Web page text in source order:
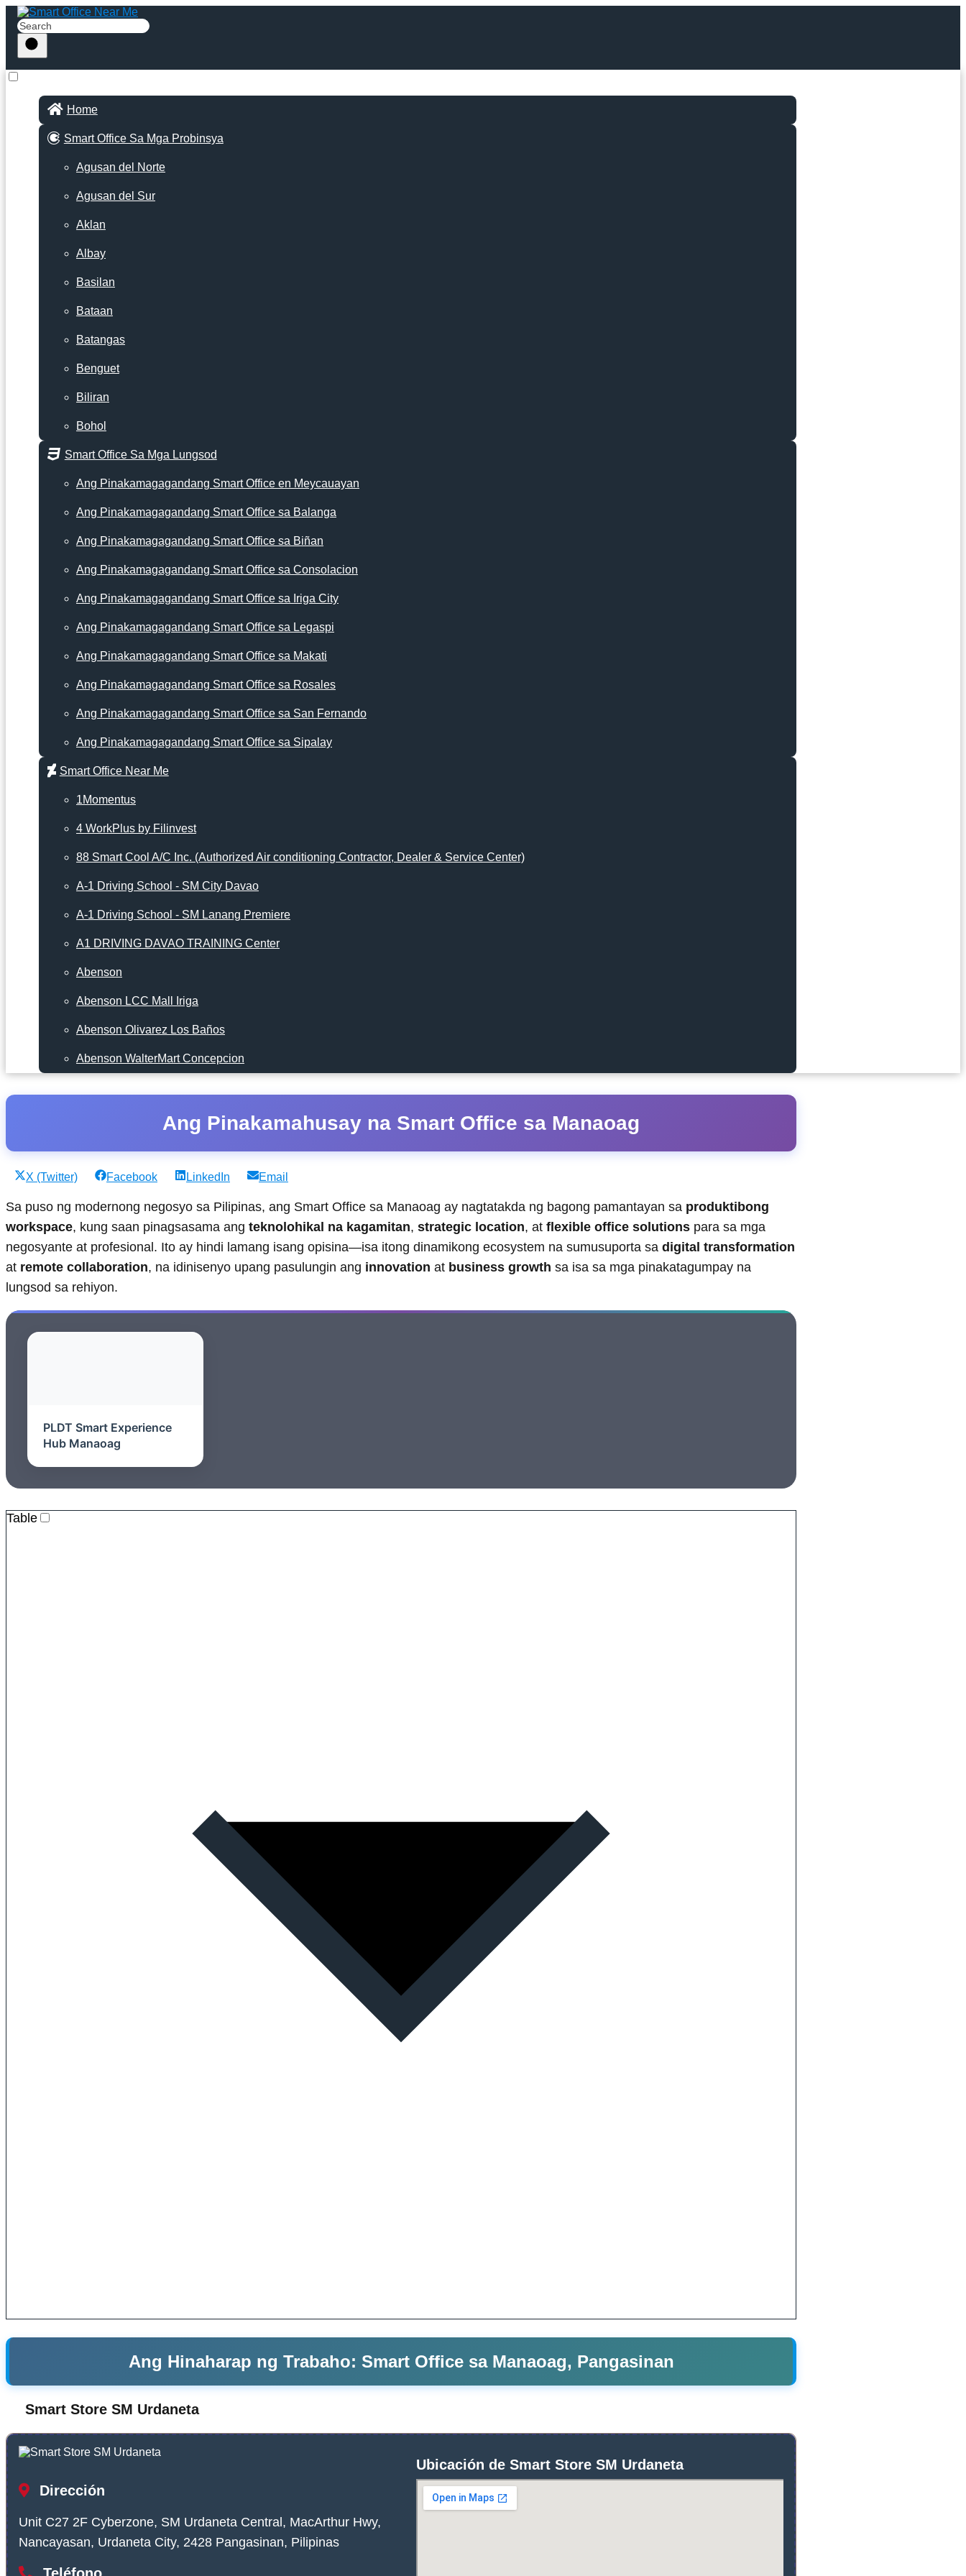
Home
Smart Office Sa Mga Probinsya
Agusan del Norte
Agusan del Sur
Aklan
Albay
Basilan
Bataan
Batangas
Benguet
Biliran
Bohol
Smart Office Sa Mga Lungsod
Ang Pinakamagagandang Smart Office en Meycauayan
Ang Pinakamagagandang Smart Office sa Balanga
Ang Pinakamagagandang Smart Office sa Biñan
Ang Pinakamagagandang Smart Office sa Consolacion
Ang Pinakamagagandang Smart Office sa Iriga City
Ang Pinakamagagandang Smart Office sa Legaspi
Ang Pinakamagagandang Smart Office sa Makati
Ang Pinakamagagandang Smart Office sa Rosales
Ang Pinakamagagandang Smart Office sa San Fernando
Ang Pinakamagagandang Smart Office sa Sipalay
Smart Office Near Me
1Momentus
4 WorkPlus by Filinvest
88 Smart Cool A/C Inc. (Authorized Air conditioning Contractor, Dealer & Service Center)
A-1 Driving School - SM City Davao
A-1 Driving School - SM Lanang Premiere
A1 DRIVING DAVAO TRAINING Center
Abenson
Abenson LCC Mall Iriga
Abenson Olivarez Los Baños
Abenson WalterMart Concepcion
Ang Pinakamahusay na Smart Office sa Manaoag
Share
X (Twitter)
Share
Facebook
Share
LinkedIn
Share
Email
Sa puso ng modernong negosyo sa Pilipinas, ang Smart Office sa Manaoag ay nagtatakda ng bagong pamantayan sa produktibong
workspace, kung saan pinagsasama ang teknolohikal na kagamitan, strategic location, at flexible office solutions para sa mga
negosyante at profesional. Ito ay hindi lamang isang opisina—isa itong dinamikong ecosystem na sumusuporta sa digital transformation
at remote collaboration, na idinisenyo upang pasulungin ang innovation at business growth sa isa sa mga pinakatagumpay na
lungsod sa rehiyon.
PLDT Smart Experience
Hub Manaoag
Table
Ang Hinaharap ng Trabaho: Smart Office sa Manaoag, Pangasinan
Smart Store SM Urdaneta
Dirección
Unit C27 2F Cyberzone, SM Urdaneta Central, MacArthur Hwy,
Nancayasan, Urdaneta City, 2428 Pangasinan, Pilipinas
Ubicación de Smart Store SM Urdaneta